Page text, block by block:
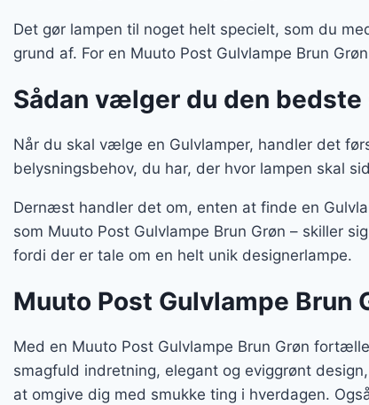
Det gør lampen til noget helt specielt, som du
grund af. For en Muuto Post Gulvlampe Brun
Sådan vælger du den bedste
Når du skal vælge en Gulvlamper, handler det
belysningsbehov, du har, der hvor lampen skal
Dernæst handler det om, enten at finde en
som Muuto Post Gulvlampe Brun Grøn – skiller
fordi der er tale om en helt unik designerlampe.
Muuto Post Gulvlampe
Med en Muuto Post Gulvlampe Brun Grøn
smagfuld indretning, elegant og eviggrønt
at omgive dig med smukke ting i hverdagen.